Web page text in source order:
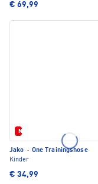
€ 69,99
Neu
Jako · One Trainingshose
Kinder
€ 34,99